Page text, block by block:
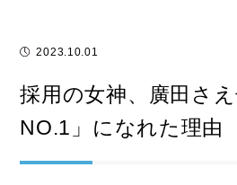
2023.10.01
採用の女神、廣田さ
NO.1」になれた理由